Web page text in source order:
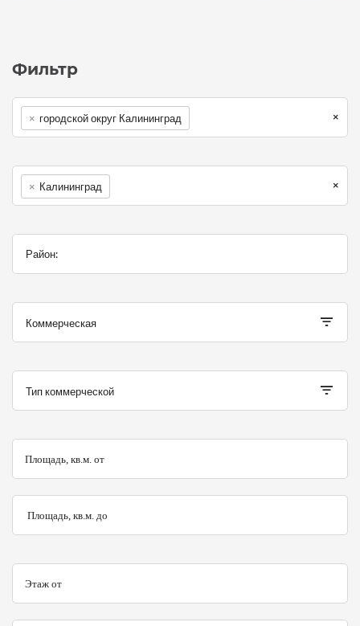
Фильтр
×
× городской округ Калининград
×
× Калининград
Коммерческая
Тип коммерческой
Площадь, кв.м. от
Площадь, кв.м. до
Этаж от